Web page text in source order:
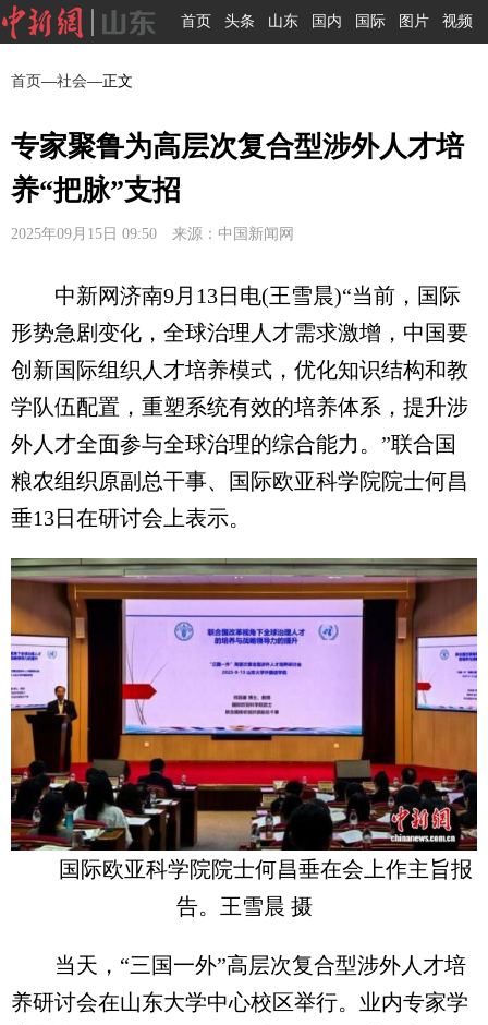
首页 头条 山东 国内 国际 图片 视频
首页—社会—正文
专家聚鲁为高层次复合型涉外人才培
养“把脉”支招
2025年09月15日 09:50 来源：中国新闻网
中新网济南9月13日电(王雪晨)“当前，国际
形势急剧变化，全球治理人才需求激增，中国要
创新国际组织人才培养模式，优化知识结构和教
学队伍配置，重塑系统有效的培养体系，提升涉
外人才全面参与全球治理的综合能力。”联合国
粮农组织原副总干事、国际欧亚科学院院士何昌
垂13日在研讨会上表示。
国际欧亚科学院院士何昌垂在会上作主旨报
告。王雪晨 摄
当天，“三国一外”高层次复合型涉外人才培
养研讨会在山东大学中心校区举行。业内专家学